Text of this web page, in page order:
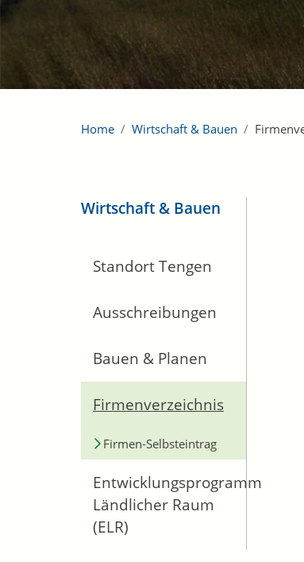
Home Wirtschaft & Bauen
Wirtschaft & Bauen
Standort Tengen
Ausschreibungen
Bauen & Planen
Firmenverzeichnis
Firmen-Selbsteintrag
Entwicklungsprogramm
Ländlicher Raum
(ELR)